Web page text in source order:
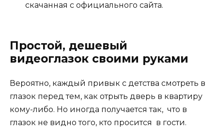
скачанная с официального сайта.
Простой, дешевый
видеоглазок своими руками
Вероятно, каждый привык с детства смотреть в
глазок перед тем, как отрыть дверь в квартиру
кому-либо. Но иногда получается так, что в
глазок не видно того, кто просится в гости.